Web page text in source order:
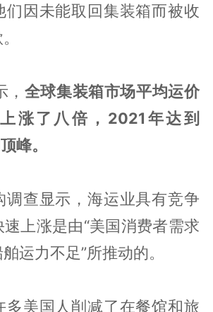
们因未能取回集装箱而被收
全球集装箱市场平均运价
涨了八倍，2021年达到
峰。
调查显示，海运业具有竞争
上涨是由“美国消费者需求
运力不足”所推动的。
多美国人削减了在餐馆和旅